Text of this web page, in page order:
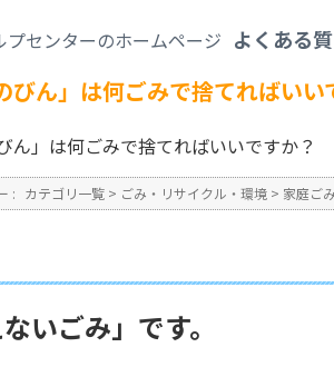
よくある
びん」は何ごみで捨てればい
ん」は何ごみで捨てればいいですか？
: カテゴリ一覧 > ごみ・リサイクル・環境 > 家庭ご
ないごみ」です。